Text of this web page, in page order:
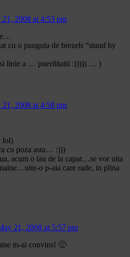
21, 2008 at 4:53 pm
cu o punguta de brezels “stand by
linie a … puerilitatii :))))) … )
21, 2008 at 4:58 pm
lol)
cu poza asta… :)))
acum o iau de la capat…se vor uita
o p-aia care rade, in plina
21, 2008 at 5:57 pm
m-ai convins! 🙂